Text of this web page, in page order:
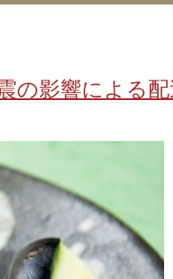
魚介類
総菜
調味料
ギフト
ジュエリー
定期購読雑誌
伝統工芸
の影響による